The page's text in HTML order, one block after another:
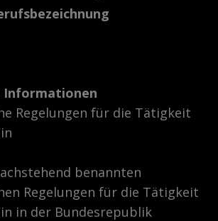
Informationen
Regelungen für die Tätigkeit
benannten
Regelungen für die Tätigkeit
in der Bundesrepublik